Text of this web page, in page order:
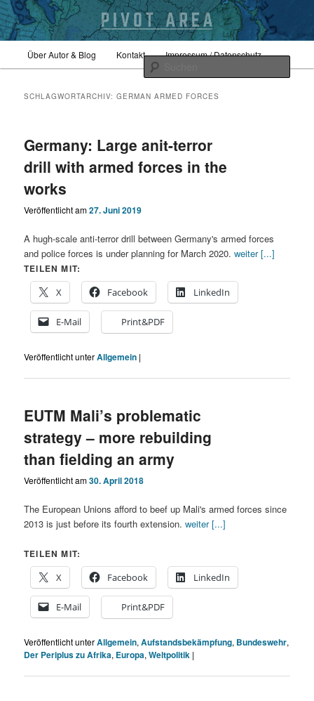
primären
springen
sekundären
springenpivotarea
HauptmenüÜber Autor & Blog Kontakt Impressum / Datenschutz
SCHLAGWORTARCHIV:GERMAN ARMED FORCES
Germany: Large anit-terror
drill with armed forces in the
works
Veröffentlicht am27. Juni 2019
A hugh-scale anti-terror drill between Germany's armed forces
and police forces is under planning for March 2020.weiter [...]
TEILEN MIT:
X
Facebook LinkedIn
E-Mail Print&PDF
Veröffentlicht unterAllgemein |
EUTM Mali’s problematic
strategy – more rebuilding
than fielding an army
Veröffentlicht am30. April 2018
The European Unions afford to beef up Mali's armed forces since
2013 is just before its fourth extension.weiter [...]
TEILEN MIT:
X
Facebook LinkedIn
E-Mail Print&PDF
Veröffentlicht unterAllgemein,Aufstandsbekämpfung, Bundeswehr,
Der Periplus zu Afrika, Europa,Weltpolitik |